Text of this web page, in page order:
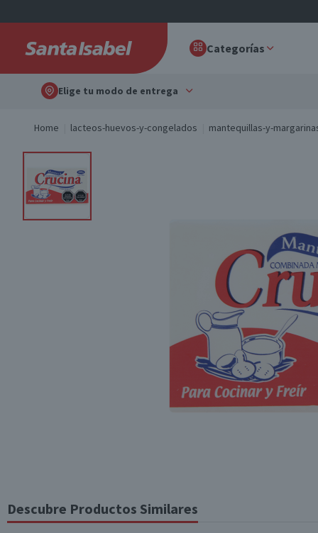
Categorías
Elige tu modo de entrega
Home lacteos-huevos-y-congelados mantequillas-y-
Descubre Productos Similares